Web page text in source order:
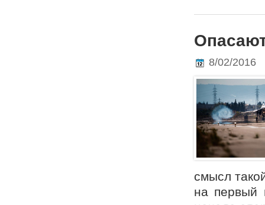
8/02/2016
смысл
на первый